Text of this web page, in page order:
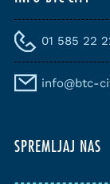
01 585 22
info@btc-
SPREMLJAJ NAS